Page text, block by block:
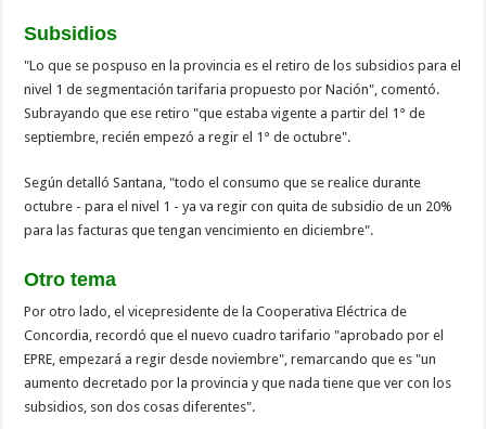
Subsidios
"Lo que se pospuso en la provincia es el retiro de los subsidios para el
nivel 1 de segmentación tarifaria propuesto por Nación", comentó.
Subrayando que ese retiro "que estaba vigente a partir del 1° de
septiembre, recién empezó a regir el 1° de octubre".
Según detalló Santana, "todo el consumo que se realice durante
octubre - para el nivel 1 - ya va regir con quita de subsidio de un 20%
para las facturas que tengan vencimiento en diciembre".
Otro tema
Por otro lado, el vicepresidente de la Cooperativa Eléctrica de
Concordia, recordó que el nuevo cuadro tarifario "aprobado por el
EPRE, empezará a regir desde noviembre", remarcando que es "un
aumento decretado por la provincia y que nada tiene que ver con los
subsidios, son dos cosas diferentes".